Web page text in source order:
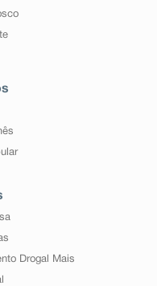
Drogal Mais